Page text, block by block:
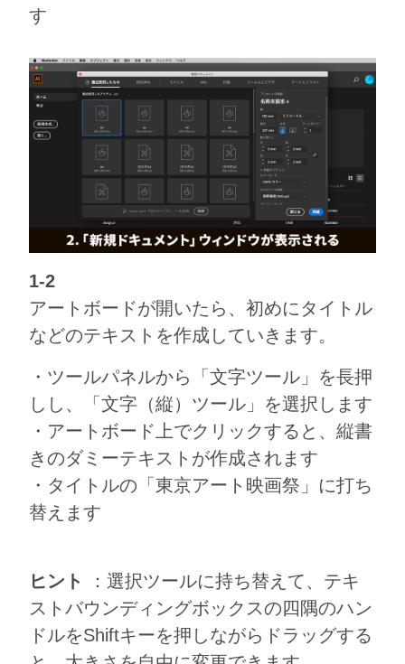
す
1-2
アートボードが開いたら、初めにタイトル
などのテキストを作成していきます。
・ツールパネルから「文字ツール」を長押
しし、「文字（縦）ツール」を選択します
・アートボード上でクリックすると、縦書
きのダミーテキストが作成されます
・タイトルの「東京アート映画祭」に打ち
替えます
ヒント
：選択ツールに持ち替えて、テキ
ストバウンディングボックスの四隅のハン
ドルをShiftキーを押しながらドラッグする